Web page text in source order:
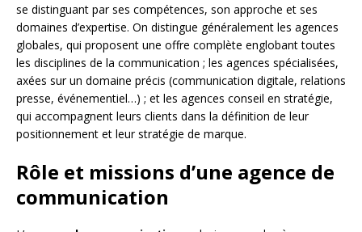
se distinguant par ses compétences, son approche et ses
domaines d’expertise. On distingue généralement les agences
globales, qui proposent une offre complète englobant toutes
les disciplines de la communication ; les agences spécialisées,
axées sur un domaine précis (communication digitale, relations
presse, événementiel…) ; et les agences conseil en stratégie,
qui accompagnent leurs clients dans la définition de leur
positionnement et leur stratégie de marque.
Rôle et missions d’une agence de
communication